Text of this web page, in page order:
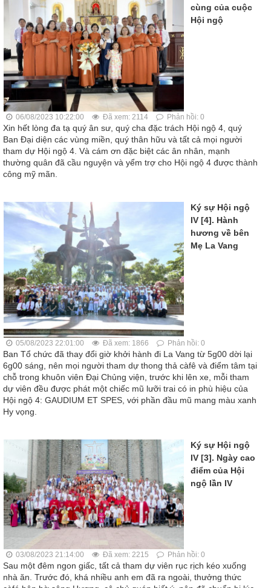
cùng của cuộc
Hội ngộ
06/08/2023 10:22:00 Đã xem: 2114 Phản hồi: 0
Xin hết lòng đa tạ quý ân sư, quý cha đặc trách Hội ngộ 4, quý
Ban Đại diện các vùng miền, quý thân hữu và tất cả mọi người
tham dự Hội ngộ 4. Và cám ơn đặc biệt các ân nhân, mạnh
thường quân đã cầu nguyện và yểm trợ cho Hội ngộ 4 được thành
công mỹ mãn.
Ký sự Hội ngộ
IV [4]. Hành
hương về bên
Mẹ La Vang
05/08/2023 22:01:00 Đã xem: 1866 Phản hồi: 0
Ban Tổ chức đã thay đổi giờ khởi hành đi La Vang từ 5g00 dời lại
6g00 sáng, nên mọi người tham dự thong thả càfê và điểm tâm tại
chỗ trong khuôn viên Đại Chủng viện, trước khi lên xe, mỗi tham
dự viên đều được phát một chiếc mũ lưỡi trai có in phù hiệu của
Hội ngộ 4: GAUDIUM ET SPES, với phần đầu mũ mang màu xanh
Hy vọng.
Ký sự Hội ngộ
IV [3]. Ngày cao
điểm của Hội
ngộ lần IV
03/08/2023 21:14:00 Đã xem: 2215 Phản hồi: 0
Sau một đêm ngon giấc, tất cả tham dự viên rục rịch kéo xuống
nhà ăn. Trước đó, khá nhiều anh em đã ra ngoài, thưởng thức